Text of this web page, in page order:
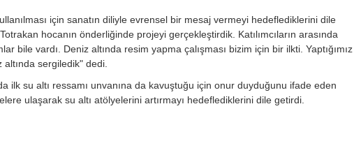
için sanatın diliyle evrensel bir mesaj vermeyi hedeflediklerini dile
hocanın önderliğinde projeyi gerçekleştirdik. Katılımcıların arasında
bile vardı. Deniz altında resim yapma çalışması bizim için bir ilkti. Yaptığımız
sergiledik" dedi.
ilk su altı ressamı unvanına da kavuştuğu için onur duyduğunu ifade eden
ulaşarak su altı atölyelerini artırmayı hedeflediklerini dile getirdi.